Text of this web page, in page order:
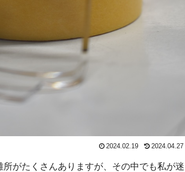
2024.02.19 2024.04.27
がたくさんありますが、その中でも私が迷